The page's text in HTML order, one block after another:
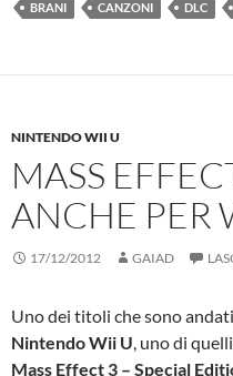
BRANI CANZONI DLC
NINTENDO WII U
MASS
ANCHE PER
17/12/2012 GAIAD
Uno dei titoli che sono
Nintendo Wii U, uno di
Mass Effect 3 – Special